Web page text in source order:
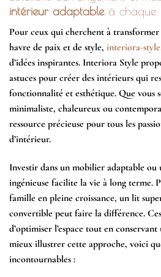
intérieur adaptableà chaque
Pour ceux qui cherchent à
havre de paix et de style, interiora-
d’idées inspirantes. Interiora Style
astuces pour créer des intérieurs qui
fonctionnalité et esthétique. Que vous
minimaliste, chaleureux ou
ressource précieuse pour tous les
d’intérieur.
Investir dans un mobilier adaptable ou
ingénieuse facilite la vie à long terme.
famille en pleine croissance, un lit
convertible peut faire la différence.
d’optimiser l’espace tout en conservant
mieux illustrer cette approche, voici
incontournables :